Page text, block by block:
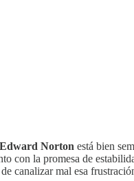
Edward Norton está bien
con la promesa de
canalizar mal esa